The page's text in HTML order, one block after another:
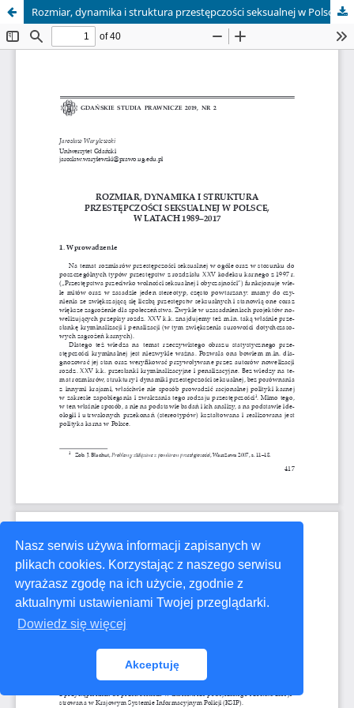
Nasz serwis używa informacji zapisanych w
plikach cookies. Korzystając z naszego serwisu
wyrażasz zgodę na ich użycie, zgodnie z
aktualnymi ustawieniami Twojej przeglądarki.
Dowiedz się więcej
Akceptuję
Rozmiar, dynamika i struktura przestępczości seksualnej w Polsce, w latach 1989–2017